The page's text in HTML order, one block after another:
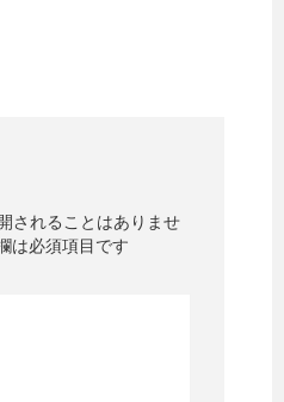
されることはありませ
は必須項目です